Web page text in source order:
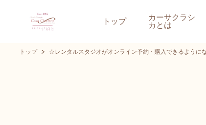
トップ
カーサクラシ
カとは
トップ ☆レンタルスタジオがオンライン予約・購入できるように